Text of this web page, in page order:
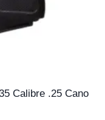
Calibre .25 Cano